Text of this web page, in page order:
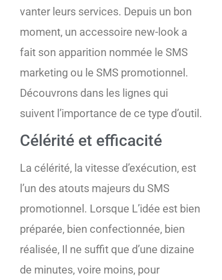
vanter leurs services. Depuis un bon
moment, un accessoire new-look a
fait son apparition nommée le SMS
marketing ou le SMS promotionnel.
Découvrons dans les lignes qui
suivent l’importance de ce type d’outil.
Célérité et efficacité
La célérité, la vitesse d’exécution, est
l’un des atouts majeurs du SMS
promotionnel. Lorsque L’idée est bien
préparée, bien confectionnée, bien
réalisée, Il ne suffit que d’une dizaine
de minutes, voire moins, pour